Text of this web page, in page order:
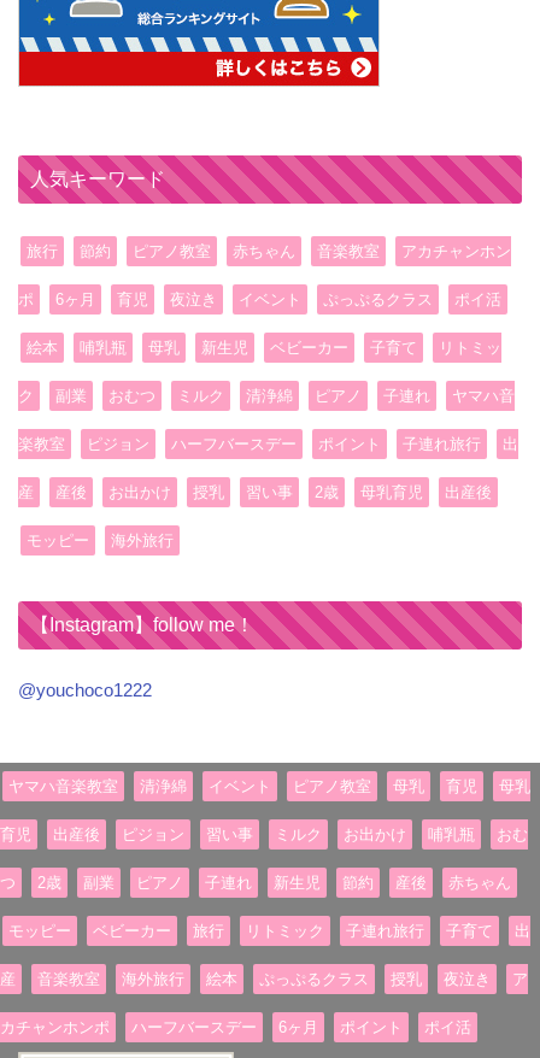
人気キーワード
旅行 節約 ピアノ教室 赤ちゃん 音楽教室 アカチャンホン
ポ 6ヶ月 育児 夜泣き イベント ぷっぷるクラス ポイ活
絵本 哺乳瓶 母乳 新生児 ベビーカー 子育て リトミッ
ク 副業 おむつ ミルク 清浄綿 ピアノ 子連れ ヤマハ音
楽教室 ピジョン ハーフバースデー ポイント 子連れ旅行 出
産 産後 お出かけ 授乳 習い事 2歳 母乳育児 出産後
モッピー 海外旅行
【Instagram】follow me！
@youchoco1222
ヤマハ音楽教室 清浄綿 イベント ピアノ教室 母乳 育児 母乳
育児 出産後 ピジョン 習い事 ミルク お出かけ 哺乳瓶 おむ
つ 2歳 副業 ピアノ 子連れ 新生児 節約 産後 赤ちゃん
モッピー ベビーカー 旅行 リトミック 子連れ旅行 子育て 出
産 音楽教室 海外旅行 絵本 ぷっぷるクラス 授乳 夜泣き ア
カチャンホンポ ハーフバースデー 6ヶ月 ポイント ポイ活